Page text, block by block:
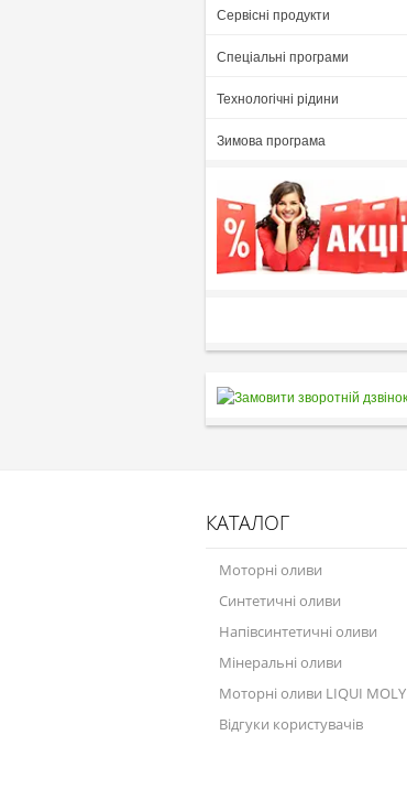
Сервісні продукти
Спеціальні програми
Технологічні рідини
Зимова програма
КАТАЛОГ
Моторні оливи
Синтетичні оливи
Напівсинтетичні оливи
Мінеральні оливи
Моторні оливи LIQUI MOLY
Відгуки користувачів